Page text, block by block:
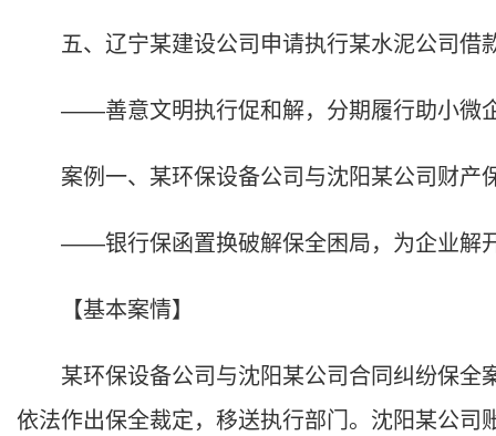
五、辽宁某建设公司申请执行某水泥公司借
——善意文明执行促和解，分期履行助小微
案例一、某环保设备公司与沈阳某公司财产
——银行保函置换破解保全困局，为企业解
【基本案情】
某环保设备公司与沈阳某公司合同纠纷保全
依法作出保全裁定，移送执行部门。沈阳某公